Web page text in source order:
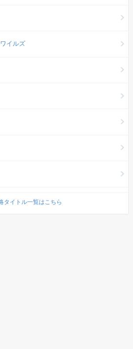
イルズ
タイトル一覧はこちら